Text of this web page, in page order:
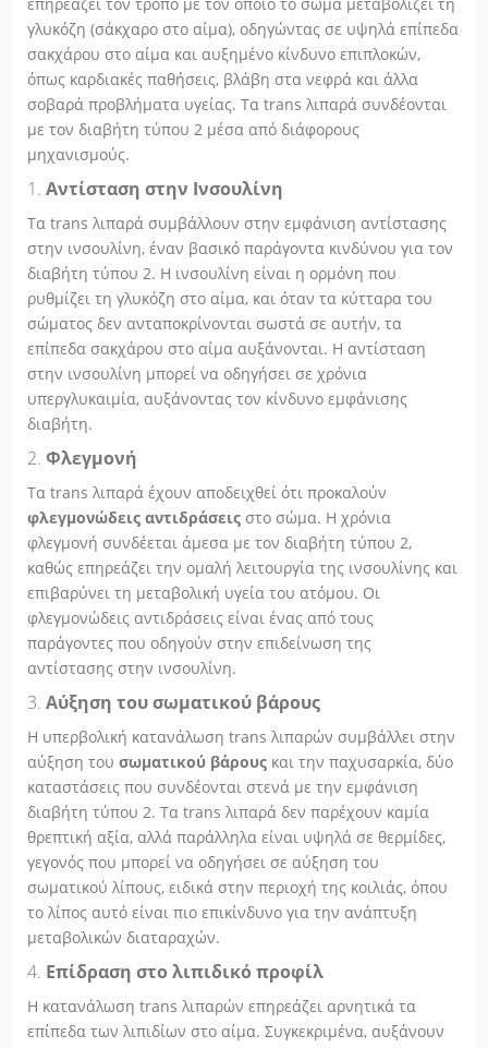
γλυκόζη (σάκχαρο στο αίμα), οδηγώντας σε υψηλά επίπεδα
σακχάρου στο αίμα και αυξημένο κίνδυνο επιπλοκών,
όπως καρδιακές παθήσεις, βλάβη στα νεφρά και άλλα
σοβαρά προβλήματα υγείας. Τα trans λιπαρά συνδέονται
με τον διαβήτη τύπου 2 μέσα από διάφορους
μηχανισμούς.
1. Αντίσταση στην Ινσουλίνη
Τα trans λιπαρά συμβάλλουν στην εμφάνιση αντίστασης
στην ινσουλίνη, έναν βασικό παράγοντα κινδύνου για τον
διαβήτη τύπου 2. Η ινσουλίνη είναι η ορμόνη που
ρυθμίζει τη γλυκόζη στο αίμα, και όταν τα κύτταρα του
σώματος δεν ανταποκρίνονται σωστά σε αυτήν, τα
επίπεδα σακχάρου στο αίμα αυξάνονται. Η αντίσταση
στην ινσουλίνη μπορεί να οδηγήσει σε χρόνια
υπεργλυκαιμία, αυξάνοντας τον κίνδυνο εμφάνισης
διαβήτη.
2. Φλεγμονή
Τα trans λιπαρά έχουν αποδειχθεί ότι προκαλούν
φλεγμονώδεις αντιδράσεις στο σώμα. Η χρόνια
φλεγμονή συνδέεται άμεσα με τον διαβήτη τύπου 2,
καθώς επηρεάζει την ομαλή λειτουργία της ινσουλίνης και
επιβαρύνει τη μεταβολική υγεία του ατόμου. Οι
φλεγμονώδεις αντιδράσεις είναι ένας από τους
παράγοντες που οδηγούν στην επιδείνωση της
αντίστασης στην ινσουλίνη.
3. Αύξηση του σωματικού βάρους
Η υπερβολική κατανάλωση trans λιπαρών συμβάλλει στην
αύξηση του σωματικού βάρους και την παχυσαρκία, δύο
καταστάσεις που συνδέονται στενά με την εμφάνιση
διαβήτη τύπου 2. Τα trans λιπαρά δεν παρέχουν καμία
θρεπτική αξία, αλλά παράλληλα είναι υψηλά σε θερμίδες,
γεγονός που μπορεί να οδηγήσει σε αύξηση του
σωματικού λίπους, ειδικά στην περιοχή της κοιλιάς, όπου
το λίπος αυτό είναι πιο επικίνδυνο για την ανάπτυξη
μεταβολικών διαταραχών.
4. Επίδραση στο λιπιδικό προφίλ
Η κατανάλωση trans λιπαρών επηρεάζει αρνητικά τα
επίπεδα των λιπιδίων στο αίμα. Συγκεκριμένα, αυξάνουν